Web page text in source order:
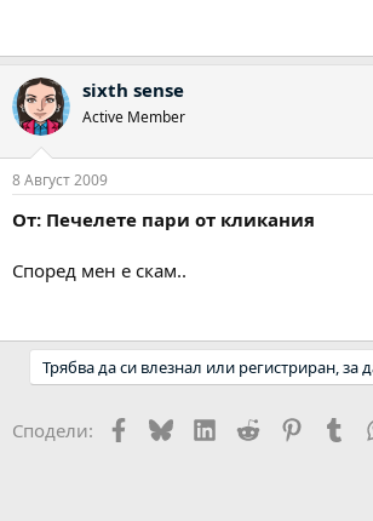
sixth sense
Active Member
8 Август 2009
От: Печелете пари от кликания
Според мен е скам..
Трябва да си влезнал или регистриран, за
Сподели: Facebook
BlueskyLinkedIn
Reddit